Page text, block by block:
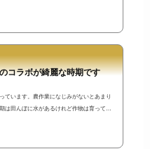
焼け空です。普通の夕焼けですが、雲がす
コラボが綺麗な時期です
ています。農作業になじみがないとあまり
は田んぼに水があるけれど作物は育ってい